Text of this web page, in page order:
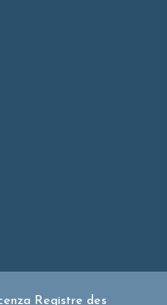
Registre des